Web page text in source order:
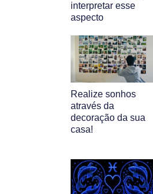
interpretar esse
aspecto
Realize sonhos
através da
decoração da sua
casa!